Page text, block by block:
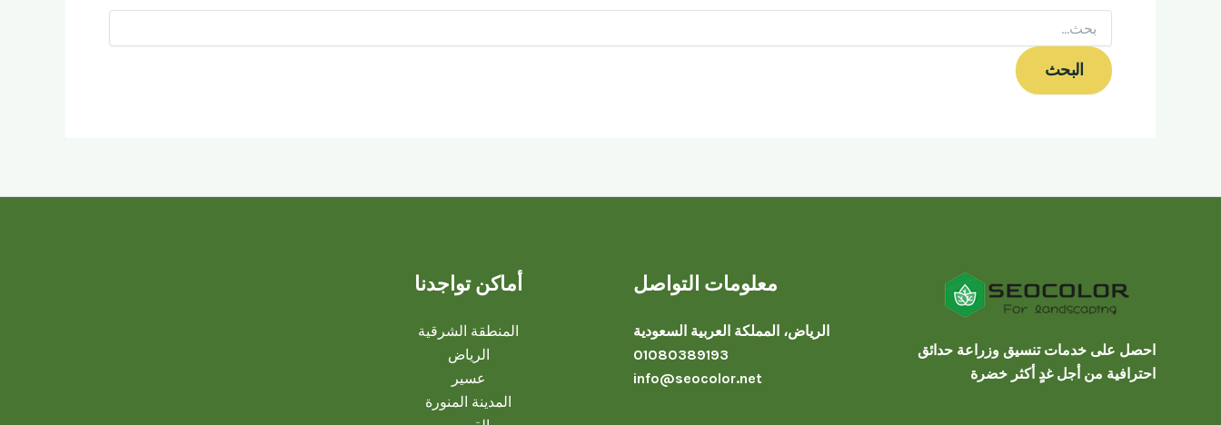
احصل على خدمات تنسيق وزراعة حدائق
احترافية من أجل غدٍ أكثر خضرة
معلومات التواصل
الرياض، المملكة العربية السعودية
01080389193
info@seocolor.net
أماكن تواجدنا
المنطقة الشرقية
الرياض
عسير
المدينة المنورة